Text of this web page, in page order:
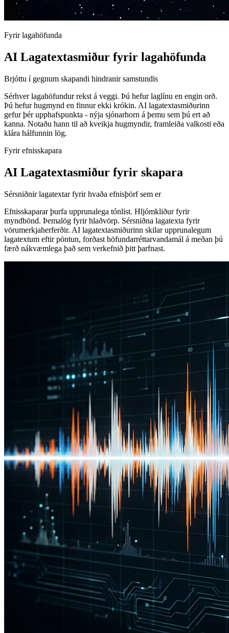
Fyrir lagahöfunda
AI Lagatextasmiður fyrir lagahöfunda
Brjóttu í gegnum skapandi hindranir samstundis
Sérhver lagahöfundur rekst á veggi. Þú hefur laglínu en engin orð.
Þú hefur hugmynd en finnur ekki krókin. AI lagatextasmiðurinn
gefur þér upphafspunkta - nýja sjónarhorn á þemu sem þú ert að
kanna. Notaðu hann til að kveikja hugmyndir, framleiða valkosti eða
klára hálfunnin lög.
Fyrir efnisskapara
AI Lagatextasmiður fyrir skapara
Sérsniðnir lagatextar fyrir hvaða efnisþörf sem er
Efnisskaparar þurfa upprunalega tónlist. Hljómkliður fyrir
myndbönd. Þemalög fyrir hlaðvörp. Sérsniðna lagatexta fyrir
vörumerkjaherferðir. AI lagatextasmiðurinn skilar upprunalegum
lagatextum eftir pöntun, forðast höfundarréttarvandamál á meðan þú
færð nákvæmlega það sem verkefnið þitt þarfnast.